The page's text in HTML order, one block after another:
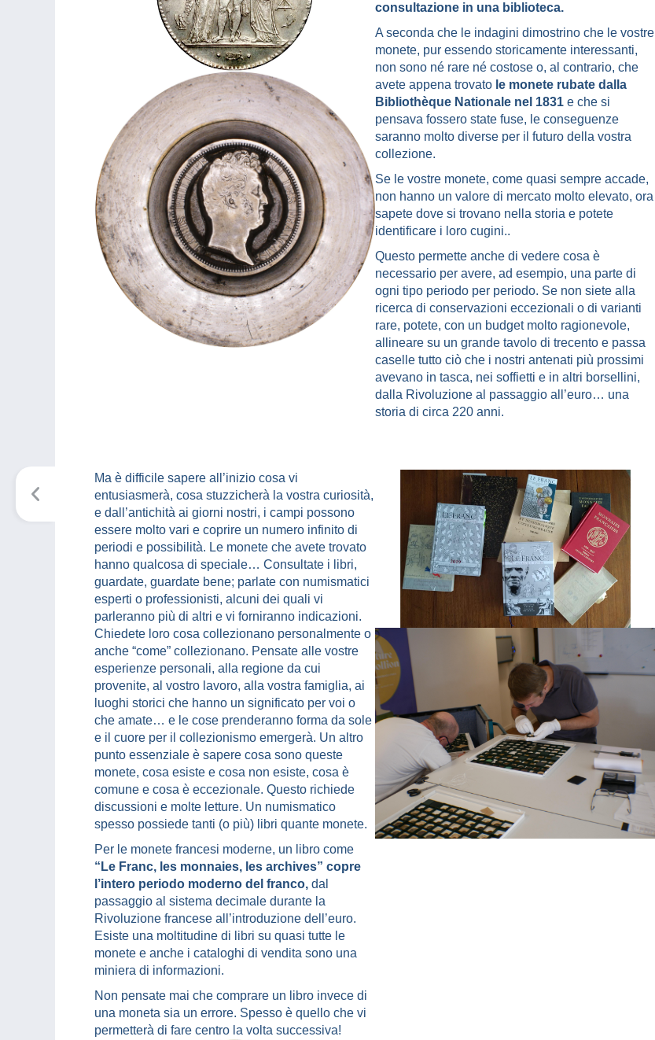
consultazione in una biblioteca.
A seconda che le indagini dimostrino che le vostre
monete, pur essendo storicamente interessanti,
non sono né rare né costose o, al contrario, che
avete appena trovato le monete rubate dalla
Bibliothèque Nationale nel 1831 e che si
pensava fossero state fuse, le conseguenze
saranno molto diverse per il futuro della vostra
collezione.
Se le vostre monete, come quasi sempre accade,
non hanno un valore di mercato molto elevato, ora
sapete dove si trovano nella storia e potete
identificare i loro cugini..
Questo permette anche di vedere cosa è
necessario per avere, ad esempio, una parte di
ogni tipo periodo per periodo. Se non siete alla
ricerca di conservazioni eccezionali o di varianti
rare, potete, con un budget molto ragionevole,
allineare su un grande tavolo di trecento e passa
caselle tutto ciò che i nostri antenati più prossimi
avevano in tasca, nei soffietti e in altri borsellini,
dalla Rivoluzione al passaggio all’euro… una
storia di circa 220 anni.
Ma è difficile sapere all’inizio cosa vi
entusiasmerà, cosa stuzzicherà la vostra curiosità,
e dall’antichità ai giorni nostri, i campi possono
essere molto vari e coprire un numero infinito di
periodi e possibilità. Le monete che avete trovato
hanno qualcosa di speciale… Consultate i libri,
guardate, guardate bene; parlate con numismatici
esperti o professionisti, alcuni dei quali vi
parleranno più di altri e vi forniranno indicazioni.
Chiedete loro cosa collezionano personalmente o
anche “come” collezionano. Pensate alle vostre
esperienze personali, alla regione da cui
provenite, al vostro lavoro, alla vostra famiglia, ai
luoghi storici che hanno un significato per voi o
che amate… e le cose prenderanno forma da sole
e il cuore per il collezionismo emergerà. Un altro
punto essenziale è sapere cosa sono queste
monete, cosa esiste e cosa non esiste, cosa è
comune e cosa è eccezionale. Questo richiede
discussioni e molte letture. Un numismatico
spesso possiede tanti (o più) libri quante monete.
Per le monete francesi moderne, un libro come
“Le Franc, les monnaies, les archives” copre
l’intero periodo moderno del franco, dal
passaggio al sistema decimale durante la
Rivoluzione francese all’introduzione dell’euro.
Esiste una moltitudine di libri su quasi tutte le
monete e anche i cataloghi di vendita sono una
miniera di informazioni.
Non pensate mai che comprare un libro invece di
una moneta sia un errore. Spesso è quello che vi
permetterà di fare centro la volta successiva!